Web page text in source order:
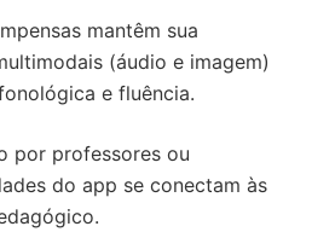
mantêm sua
(áudio e imagem)
e fluência.
por professores ou
do app se conectam às